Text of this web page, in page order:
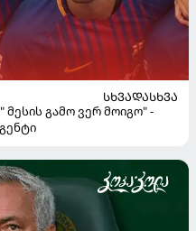
ᲡᲮᲕᲐᲓᲐᲡᲮᲕᲐ
გამო ვერ მოიგო" -